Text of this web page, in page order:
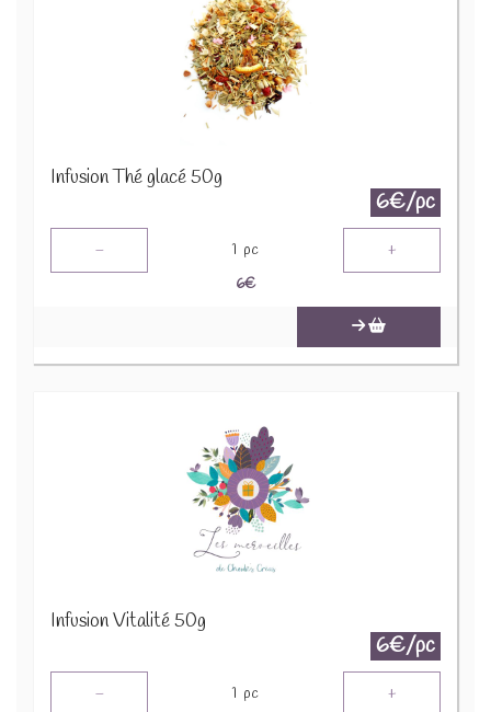
Infusion Thé glacé 50g
6€/pc
- 1 pc +
6€
Infusion Vitalité 50g
6€/pc
- 1 pc +